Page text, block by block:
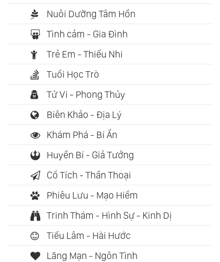
Nuôi Dưỡng Tâm Hồn
Tình cảm - Gia Đình
Trẻ Em - Thiếu Nhi
Tuổi Học Trò
Tử Vi - Phong Thủy
Biên Khảo - Địa Lý
Khám Phá - Bí Ẩn
Huyền Bí - Giả Tưởng
Cổ Tích - Thần Thoại
Phiêu Lưu - Mạo Hiểm
Trinh Thám - Hình Sự - Kinh Dị
Tiếu Lâm - Hài Hước
Lãng Mạn - Ngôn Tình